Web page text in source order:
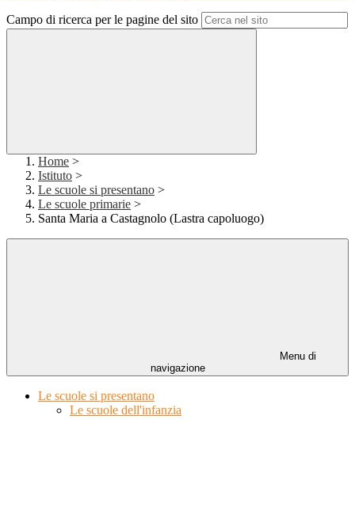
Campo di ricerca per le pagine del sito
Home >
Istituto >
Le scuole si presentano >
Le scuole primarie >
Santa Maria a Castagnolo (Lastra capoluogo)
Menu di
navigazione
Le scuole si presentano
Le scuole dell'infanzia